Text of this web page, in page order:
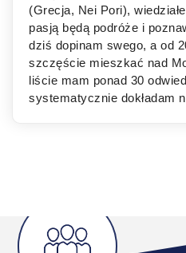
(Grecja, Nei Pori),
pasją będą podróże i
dziś dopinam swego, a od
szczęście mieszkać nad
liście mam ponad 30
systematycznie dokładam